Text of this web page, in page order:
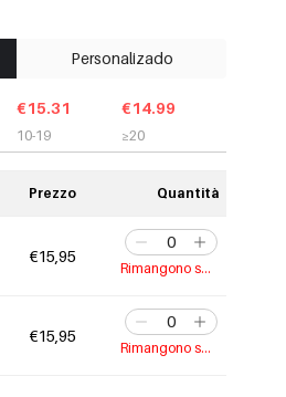
Personalizado
€15.31
10-19
€14.99
≥20
Prezzo Quantità
€15,95
Rimangono solo 10
€15,95
Rimangono solo 5